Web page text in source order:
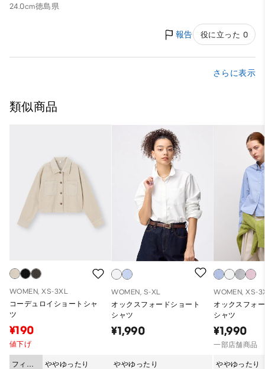
24.0cm徳島県
報告 役に立った 0
さらに表示
類似商品
WOMEN, XS-3XL
コーデュロイショートシャ
ツ
¥190
値下げ
フィッ
ややゆったり
WOMEN, S-XL
オックスフォードショート
シャツ
¥1,990
ややゆったり
WOMEN, XS-
オックスフォ
シャツ
¥1,990
一部店舗商品
ややゆったり